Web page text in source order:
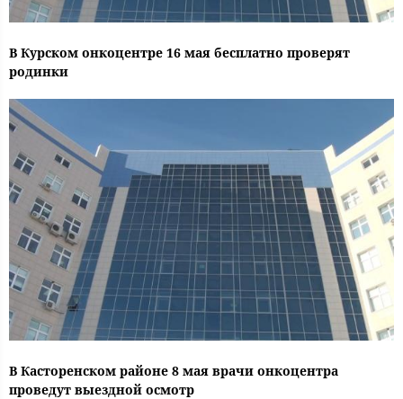
В Курском онкоцентре 16 мая бесплатно проверят
родинки
В Касторенском районе 8 мая врачи онкоцентра
проведут выездной осмотр